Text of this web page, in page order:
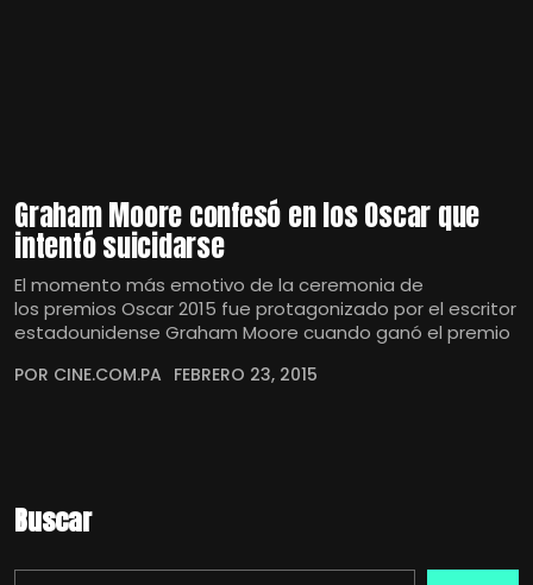
Graham Moore confesó en los Oscar que
intentó suicidarse
El momento más emotivo de la ceremonia de
los premios Oscar 2015 fue protagonizado por el escritor
estadounidense Graham Moore cuando ganó el premio
POR CINE.COM.PA FEBRERO 23, 2015
Buscar